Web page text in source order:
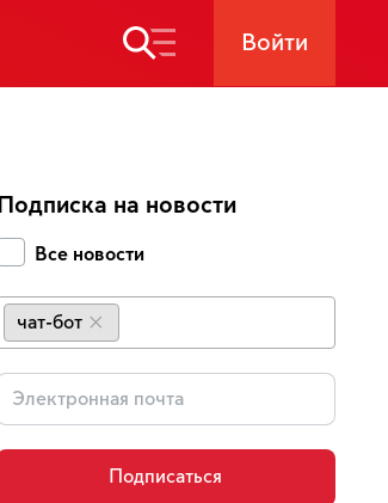
Войти
Подписка на новости
Все новости
чат-бот
Подписаться